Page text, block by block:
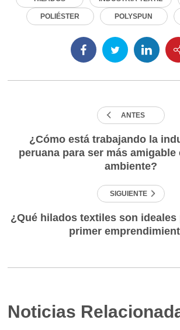
POLIÉSTER POLYSPUN
ANTES
¿Cómo está trabajando la
peruana para ser más
ambiente?
SIGUIENTE
¿Qué hilados textiles son
primer
Noticias